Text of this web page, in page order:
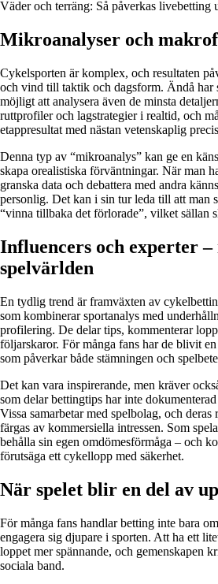
Väder och terräng: Så påverkas livebetting
Mikroanalyser och
Cykelsporten är komplex, och resultaten
och vind till taktik och dagsform. Ändå har
möjligt att analysera även de minsta
ruttprofiler och lagstrategier i realtid, och
etappresultat med nästan vetenskaplig
Denna typ av “mikroanalys” kan ge en
skapa orealistiska förväntningar. När man
granska data och debattera med andra
personlig. Det kan i sin tur leda till att man
“vinna tillbaka det förlorade”, vilket sällan
Influencers och experter
spelvärlden
En tydlig trend är framväxten av
som kombinerar sportanalys med
profilering. De delar tips, kommenterar
följarskaror. För många fans har de blivit
som påverkar både stämningen och
Det kan vara inspirerande, men kräver
som delar bettingtips har inte
Vissa samarbetar med spelbolag, och
färgas av kommersiella intressen. Som
behålla sin egen omdömesförmåga – och
förutsäga ett cykellopp med säkerhet.
När spelet blir en del av
För många fans handlar betting inte bara
engagera sig djupare i sporten. Att ha ett
loppet mer spännande, och gemenskapen
sociala band.